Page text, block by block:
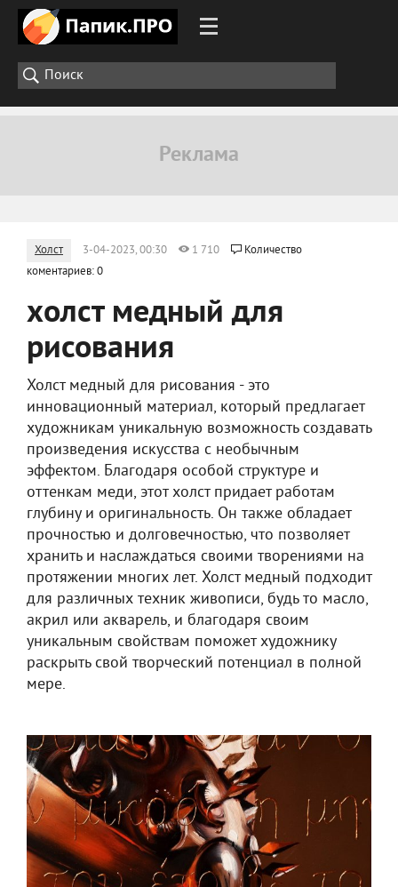
Холст 3-04-2023, 00:30 1 710
Количество
коментариев: 0
холст медный для
рисования
Холст медный для рисования - это
инновационный материал, который предлагает
художникам уникальную возможность создавать
произведения искусства с необычным
эффектом. Благодаря особой структуре и
оттенкам меди, этот холст придает работам
глубину и оригинальность. Он также обладает
прочностью и долговечностью, что позволяет
хранить и наслаждаться своими творениями на
протяжении многих лет. Холст медный подходит
для различных техник живописи, будь то масло,
акрил или акварель, и благодаря своим
уникальным свойствам поможет художнику
раскрыть свой творческий потенциал в полной
мере.